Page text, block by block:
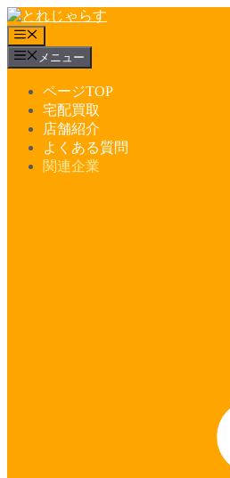
コ
ン
テ
ン
メ
ニ
ュ
メニュー
ページTOP
宅配買取
店舗紹介
よくある質問
関連企業